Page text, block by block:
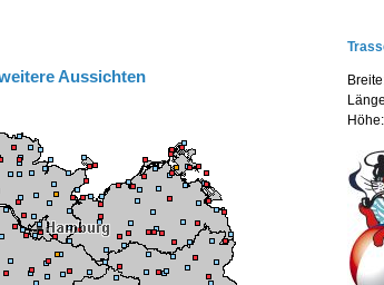
Aussichten